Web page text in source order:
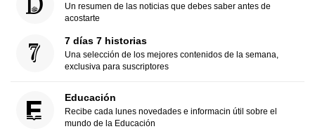
Un resumen de las noticias que debes saber antes de
acostarte
7 días 7 historias
Una selección de los mejores contenidos de la semana,
exclusiva para suscriptores
Educación
Recibe cada lunes novedades e informacin útil sobre el
mundo de la Educación